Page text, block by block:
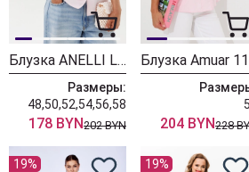
Блузка ANELLI LAUREL 1885-1 цветок шиповника
Размеры:
48,50,52,54,56,58
178 BYN202 BYN 204 BYN228
19% 19%